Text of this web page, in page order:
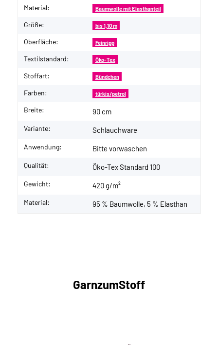
Material: Baumwolle mit Elasthanteil
Größe: bis 1,10 m
Oberfläche: Feinripp
Textilstandard: Öko-Tex
Stoffart: Bündchen
Farben: türkis/petrol
Breite: 90 cm
Variante: Schlauchware
Anwendung: Bitte vorwaschen
Qualität: Öko-Tex Standard 100
Gewicht: 420 g/m²
Material: 95 % Baumwolle, 5 % Elasthan
GarnzumStoff